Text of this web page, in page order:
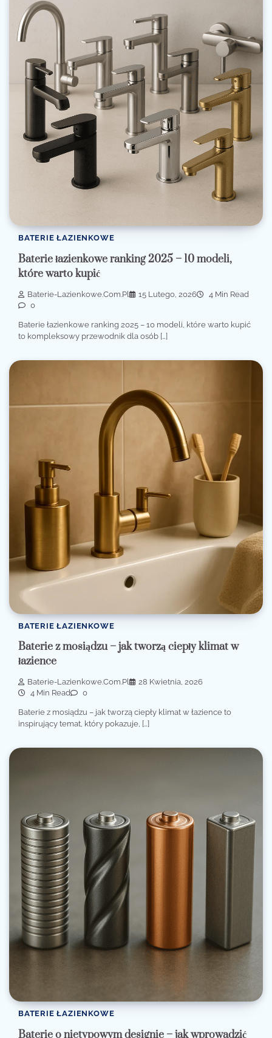
BATERIE ŁAZIENKOWE
Baterie łazienkowe ranking 2025 – 10 modeli,
które warto kupić
Baterie-Lazienkowe.com.pl 15 Lutego, 2026
4 Min Read
0
Baterie łazienkowe ranking 2025 – 10 modeli, które warto kupić
to kompleksowy przewodnik dla osób […]
BATERIE ŁAZIENKOWE
Baterie z mosiądzu – jak tworzą ciepły klimat w
łazience
Baterie-Lazienkowe.com.pl
28 Kwietnia, 2026
4 Min Read
0
Baterie z mosiądzu – jak tworzą ciepły klimat w łazience to
inspirujący temat, który pokazuje, […]
BATERIE ŁAZIENKOWE
Baterie o nietypowym designie – jak wprowadzić